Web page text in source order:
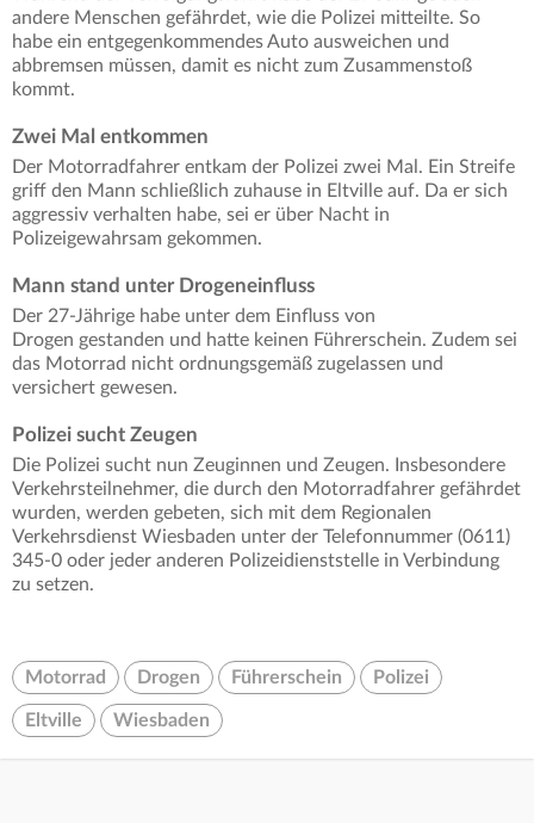
andere Menschen gefährdet, wie die Polizei mitteilte. So
habe ein entgegenkommendes Auto ausweichen und
abbremsen müssen, damit es nicht zum Zusammenstoß
kommt.
Zwei Mal entkommen
Der Motorradfahrer entkam der Polizei zwei Mal. Ein Streife
griff den Mann schließlich zuhause in Eltville auf. Da er sich
aggressiv verhalten habe, sei er über Nacht in
Polizeigewahrsam gekommen.
Mann stand unter Drogeneinfluss
Der 27-Jährige habe unter dem Einfluss von
Drogen gestanden und hatte keinen Führerschein. Zudem sei
das Motorrad nicht ordnungsgemäß zugelassen und
versichert gewesen.
Polizei sucht Zeugen
Die Polizei sucht nun Zeuginnen und Zeugen. Insbesondere
Verkehrsteilnehmer, die durch den Motorradfahrer gefährdet
wurden, werden gebeten, sich mit dem Regionalen
Verkehrsdienst Wiesbaden unter der Telefonnummer (0611)
345-0 oder jeder anderen Polizeidienststelle in Verbindung
zu setzen.
Motorrad Drogen Führerschein Polizei
Eltville Wiesbaden